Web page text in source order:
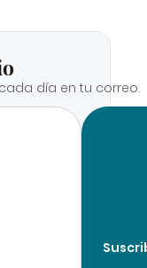
día en tu correo.